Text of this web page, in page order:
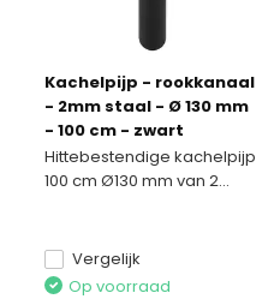
Kachelpijp - rookkanaal
- 2mm staal - Ø 130 mm
- 100 cm - zwart
Hittebestendige kachelpijp
100 cm Ø130 mm van 2...
Vergelijk
Op voorraad